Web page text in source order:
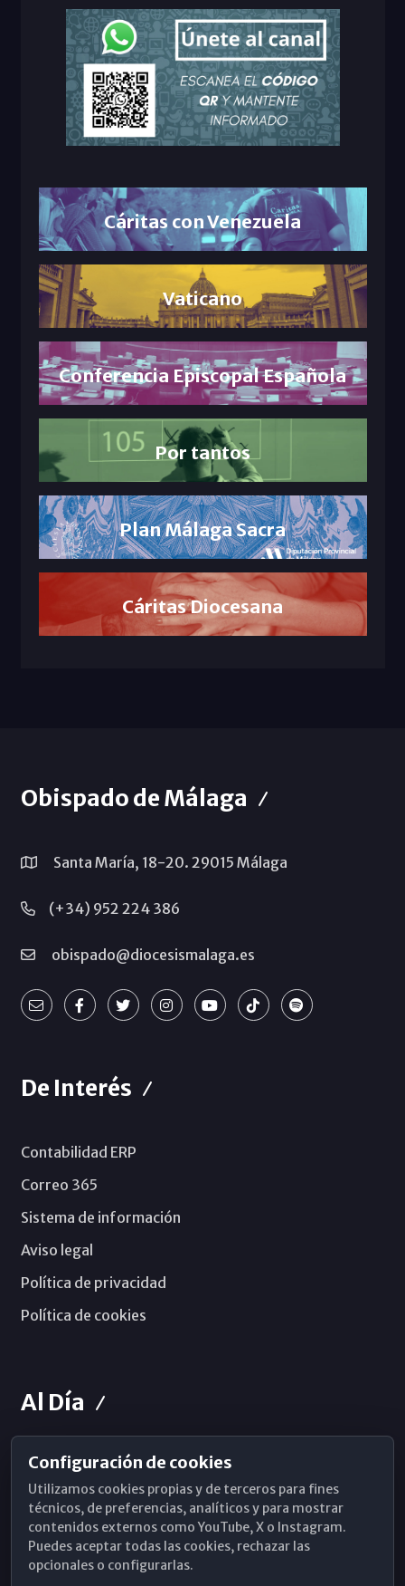
Cáritas con Venezuela
Vaticano
Conferencia Episcopal Española
Por tantos
Plan Málaga Sacra
Cáritas Diocesana
Obispado de Málaga
Santa María, 18-20. 29015 Málaga
(+34) 952 224 386
obispado@diocesismalaga.es
De Interés
Contabilidad ERP
Correo 365
Sistema de información
Aviso legal
Política de privacidad
Política de cookies
Al Día
Horarios de Misa
Hemeroteca
WhatsApp
Configuración de cookies
Utilizamos cookies propias y de terceros para fines
técnicos, de preferencias, analíticos y para mostrar
contenidos externos como YouTube, X o Instagram.
Puedes aceptar todas las cookies, rechazar las
opcionales o configurarlas.